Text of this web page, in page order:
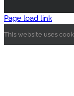
Page load link
This website uses